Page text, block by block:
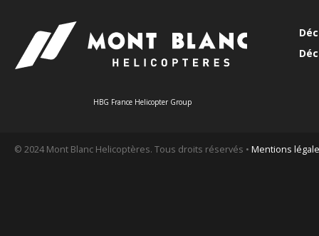
HBG France Helicopter Group
© 2024 Mont Blanc Helicoptères. Tous droits réservés • Mentions